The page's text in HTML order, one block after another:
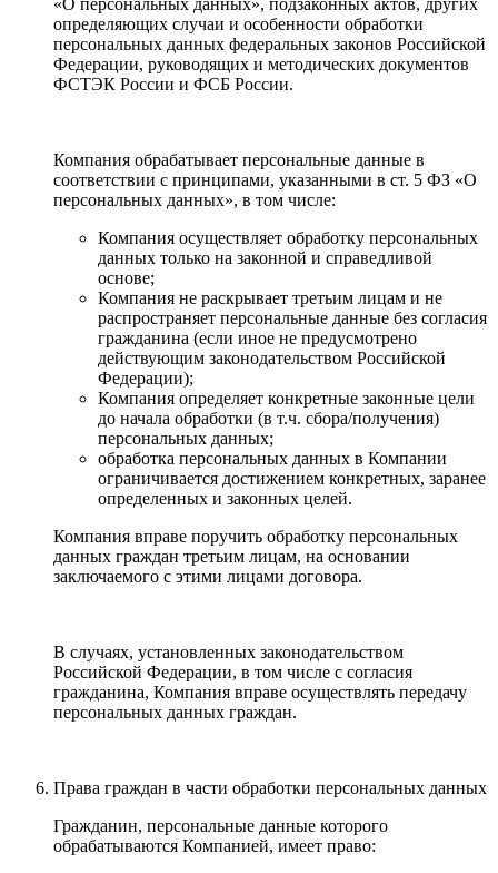
«О персональных данных», подзаконных актов, других
определяющих случаи и особенности обработки
персональных данных федеральных законов Российской
Федерации, руководящих и методических документов
ФСТЭК России и ФСБ России.
Компания обрабатывает персональные данные в
соответствии с принципами, указанными в ст. 5 ФЗ «О
персональных данных», в том числе:
Компания осуществляет обработку персональных
данных только на законной и справедливой
основе;
Компания не раскрывает третьим лицам и не
распространяет персональные данные без согласия
гражданина (если иное не предусмотрено
действующим законодательством Российской
Федерации);
Компания определяет конкретные законные цели
до начала обработки (в т.ч. сбора/получения)
персональных данных;
обработка персональных данных в Компании
ограничивается достижением конкретных, заранее
определенных и законных целей.
Компания вправе поручить обработку персональных
данных граждан третьим лицам, на основании
заключаемого с этими лицами договора.
В случаях, установленных законодательством
Российской Федерации, в том числе с согласия
гражданина, Компания вправе осуществлять передачу
персональных данных граждан.
Права граждан в части обработки персональных данных
Гражданин, персональные данные которого
обрабатываются Компанией, имеет право: